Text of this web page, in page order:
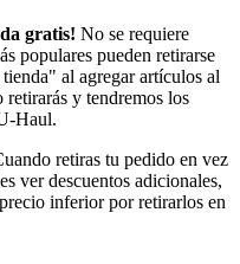
gratis! No se requiere
populares pueden retirarse
al agregar artículos al
y tendremos los
Haul.
retiras tu pedido en vez
ver descuentos adicionales,
inferior por retirarlos en